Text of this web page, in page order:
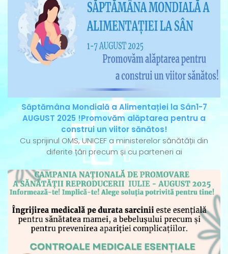
Săptămâna Mondială a Alimentației la Sân1-7
AUGUST 2025 !Promovăm alăptarea pentru a
construi un viitor sănătos!
Cu sprijinul OMS, UNICEF a ministerelor sănătății din
diferite țări precum și cu parteneri ai